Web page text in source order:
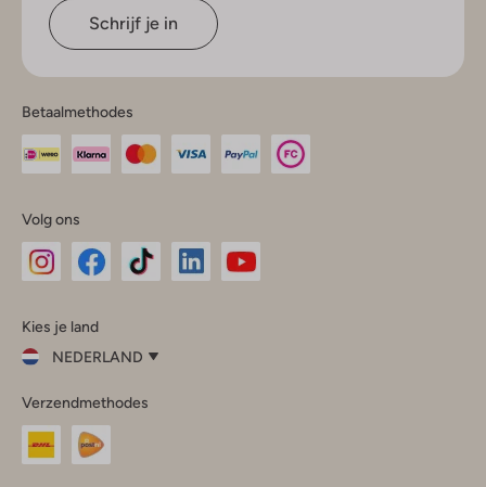
Schrijf je in
Betaalmethodes
Volg ons
InstagramFacebook
Kies je land
NEDERLAND
je
land
Nederland
Verzendmethodes